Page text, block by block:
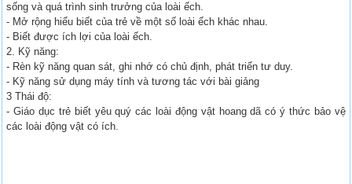
sống và quá trình sinh trưởng của loài ếch.
- Mở rộng hiểu biết của trẻ về một số loài ếch khác nhau.
- Biết được ích lợi của loài ếch.
2. Kỹ năng:
- Rèn kỹ năng quan sát, ghi nhớ có chủ định, phát triển tư duy.
- Kỹ năng sử dụng máy tính và tương tác với bài giảng
3 Thái độ:
- Giáo dục trẻ biết yêu quý các loài động vật hoang dã có ý thức bảo vệ
các loài động vật có ích.